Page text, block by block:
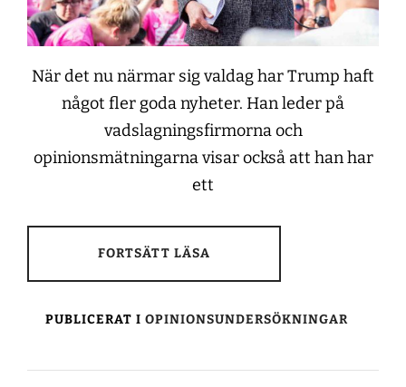
När det nu närmar sig valdag har Trump haft
något fler goda nyheter. Han leder på
vadslagningsfirmorna och
opinionsmätningarna visar också att han har
ett
FORTSÄTT LÄSA
PUBLICERAT I OPINIONSUNDERSÖKNINGAR